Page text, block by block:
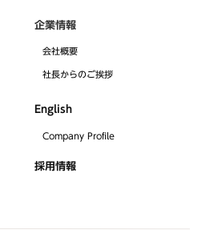
企業情報
会社概要
社⻑からのご挨拶
English
Company Profile
採用情報